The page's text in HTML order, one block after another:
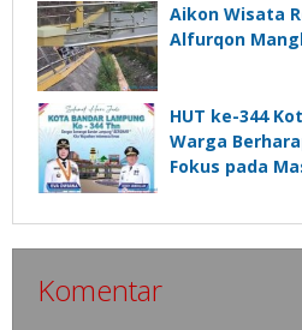
Aikon Wisata
Alfurqon
HUT ke-344
Warga
Fokus pada
Komentar